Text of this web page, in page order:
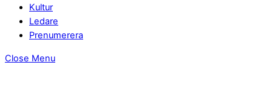
Kultur
Ledare
Prenumerera
Close Menu